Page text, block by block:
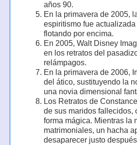
años 90.
En la primavera de 2005,
espiritismo fue
flotando por encima.
En 2005, Walt Disney
en los retratos del
relámpagos.
En la primavera de 2006,
del ático, sustituyendo la
una novia dimensional
Los Retratos de
de sus maridos fallecidos,
forma mágica. Mientras la
matrimoniales, un hacha
desaparecer justo